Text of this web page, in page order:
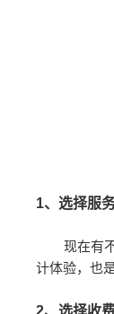
1、选择服
现在有不
计体验，也
2、选择收